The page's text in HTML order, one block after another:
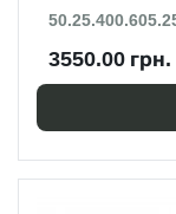
3550.00 грн.